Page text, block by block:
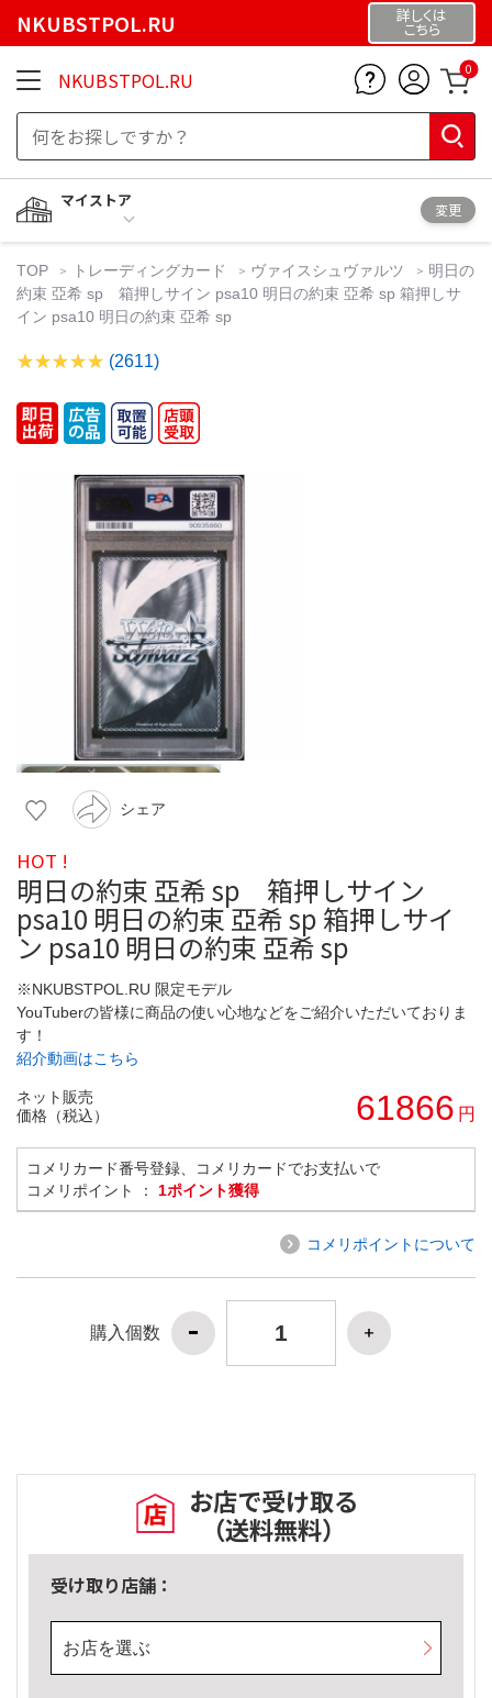
NKUBSTPOL.RU 詳しくは
こちら
NKUBSTPOL.RU 0
マイストア
変更
TOP トレーディングカード ヴァイスシュヴァルツ
明日の
約束 亞希 sp 箱押しサイン psa10 明日の約束 亞希 sp 箱押しサ
イン psa10 明日の約束 亞希 sp
(2611)
シェア
HOT !
明日の約束 亞希 sp 箱押しサイン
psa10 明日の約束 亞希 sp 箱押しサイ
ン psa10 明日の約束 亞希 sp
※NKUBSTPOL.RU 限定モデル
YouTuberの皆様に商品の使い心地などをご紹介いただいておりま
す！
紹介動画はこちら
ネット販売
価格（税込）
61866 円
コメリカード番号登録、コメリカードでお支払いで
コメリポイント ： 1ポイント獲得
コメリポイントについて
購入個数
お店で受け取る
（送料無料）
受け取り店舗：
お店を選ぶ